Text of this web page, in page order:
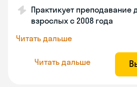
Практикует преподавание
взрослых с 2008 года
Читать дальше
Читать дальше